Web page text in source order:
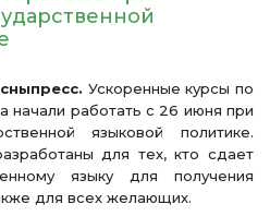
Ускоренные курсы по
начали работать с 26 июня при
языковой политике.
для тех, кто сдает
языку для получения
для всех желающих.